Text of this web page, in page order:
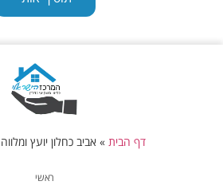
ראשי
דף הבית » אביב כחלון יועץ